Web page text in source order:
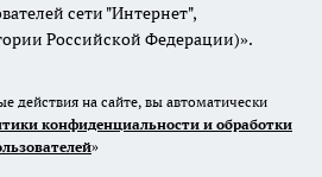
сети "Интернет",
Российской Федерации)».
действия на сайте, вы автоматически
конфиденциальности и обработки
»